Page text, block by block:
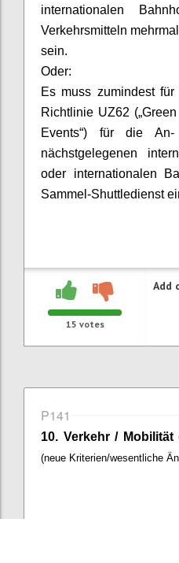
internationalen
Verkehrsmitteln
sein.
Oder:
Es muss zumindest
Richtlinie UZ62
Events“) für die
nächstgelegenen
oder internationalen
Sammel-Shuttledienst
15 votes
Add
P141
10. Verkehr / Mobilität
(neue Kriterien/wesentliche